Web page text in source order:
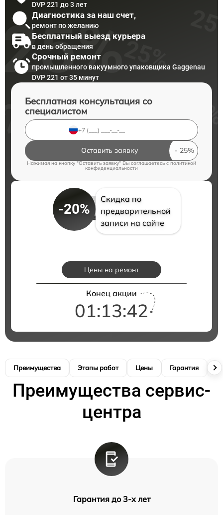
DVP 221 до 3 лет
Диагностика за наш счет,
ремонт по желанию
Бесплатный выезд курьера
в день обращения
Срочный ремонт
промышленного вакуумного упаковщика Gaggenau
DVP 221 от 35 минут
Бесплатная консультация со
специалистом
Оставить заявку
Нажимая на кнопку "Оставить заявку" Вы соглашаетесь c политикой
конфиденциальности
-20%
Скидка по
предварительной
записи на сайте
Цены на ремонт
Конец акции
01:13:41
Преимущества Этапы работ Цены Гарантия
Преимущества сервис-
центра
Гарантия до 3-х лет